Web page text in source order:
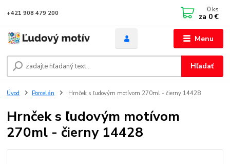
Menu
Hľadať
+421 908 479 200 0 ks
za 0 €
Úvod Porcelán Hrnček s ľudovým motívom 270ml - čierny 14428
Hrnček s ľudovým motívom
270ml - čierny 14428